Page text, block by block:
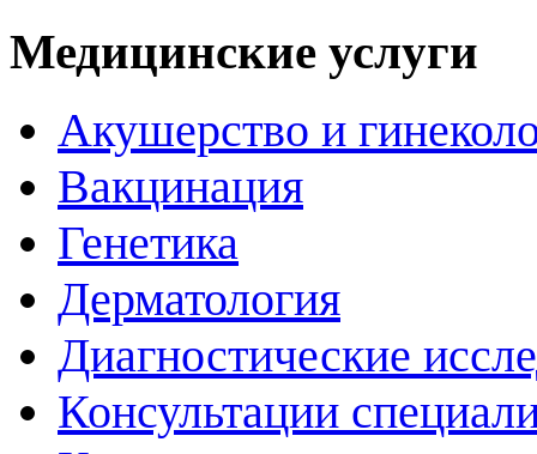
Медицинские услуги
Акушерство и
Вакцинация
Генетика
Дерматология
Диагностические
Консультации